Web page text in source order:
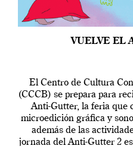
VUELVE EL
El Centro de Cultura
(CCCB) se prepara para
Anti-Gutter, la feria que
microedición gráfica y
además de las
jornada del Anti-Gutter 2